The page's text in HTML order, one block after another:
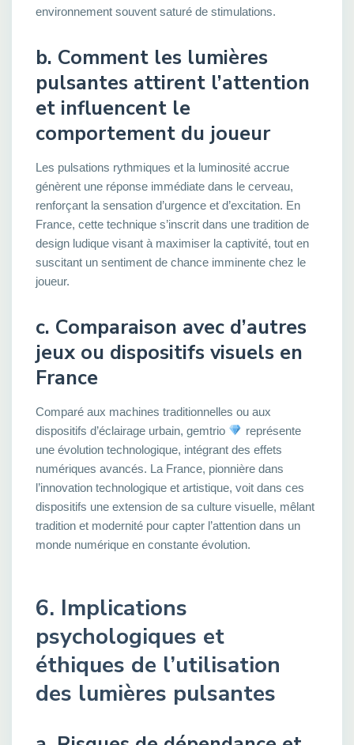
environnement souvent saturé de stimulations.
b. Comment les lumières
pulsantes attirent l’attention
et influencent le
comportement du joueur
Les pulsations rythmiques et la luminosité accrue
génèrent une réponse immédiate dans le cerveau,
renforçant la sensation d’urgence et d’excitation. En
France, cette technique s’inscrit dans une tradition de
design ludique visant à maximiser la captivité, tout en
suscitant un sentiment de chance imminente chez le
joueur.
c. Comparaison avec d’autres
jeux ou dispositifs visuels en
France
Comparé aux machines traditionnelles ou aux
dispositifs d’éclairage urbain, gemtrio
représente
une évolution technologique, intégrant des effets
numériques avancés. La France, pionnière dans
l’innovation technologique et artistique, voit dans ces
dispositifs une extension de sa culture visuelle, mêlant
tradition et modernité pour capter l’attention dans un
monde numérique en constante évolution.
6. Implications
psychologiques et
éthiques de l’utilisation
des lumières pulsantes